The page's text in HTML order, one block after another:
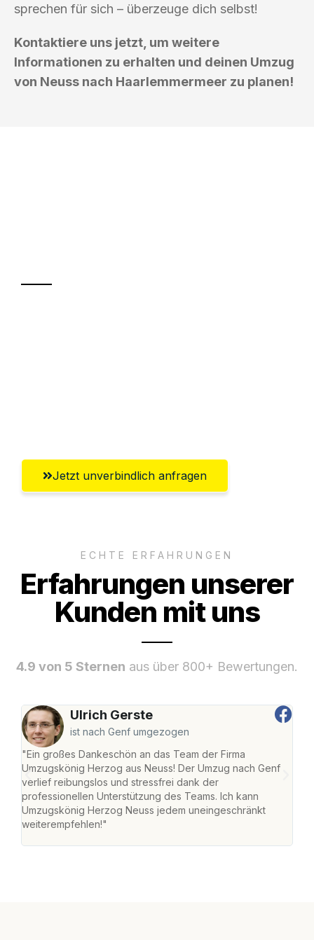
sprechen für sich – überzeuge dich selbst!
Kontaktiere uns jetzt, um weitere
Informationen zu erhalten und deinen Umzug
von Neuss nach Haarlemmermeer zu planen!
Jetzt unverbindlich anfragen
ECHTE ERFAHRUNGEN
Erfahrungen unserer
Kunden mit uns
4.9 von 5 Sternen aus über 800+ Bewertungen.
Ulrich Gerste
ist nach Genf umgezogen
"Ein großes Dankeschön an das Team der Firma
Umzugskönig Herzog aus Neuss! Der Umzug nach Genf
verlief reibungslos und stressfrei dank der
professionellen Unterstützung des Teams. Ich kann
Umzugskönig Herzog Neuss jedem uneingeschränkt
weiterempfehlen!"